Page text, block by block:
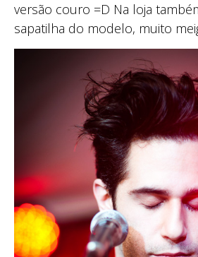
versão couro =D Na loja
sapatilha do modelo, muito